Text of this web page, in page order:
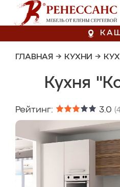
ГЛАВНАЯ → КУХНИ →
Кухня
Рейтинг: 3.0 (4